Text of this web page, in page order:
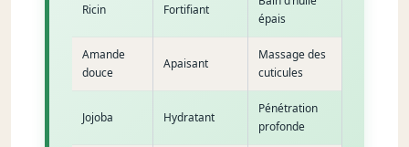
Ricin Fortifiant
épais
Amande
douce
Apaisant
Massage des
cuticules
Jojoba Hydratant
Pénétration
profonde